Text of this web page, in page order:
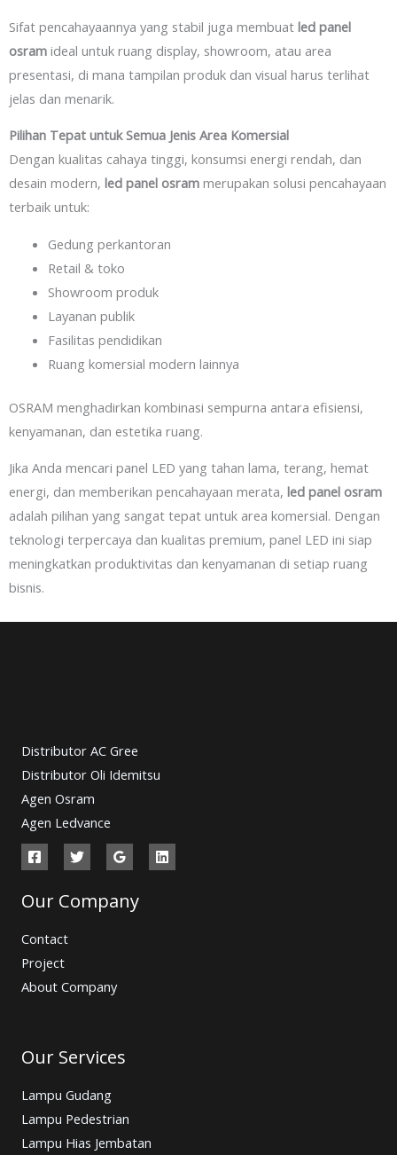
Sifat pencahayaannya yang stabil juga membuat led panel
osram ideal untuk ruang display, showroom, atau area
presentasi, di mana tampilan produk dan visual harus terlihat
jelas dan menarik.
Pilihan Tepat untuk Semua Jenis Area Komersial
Dengan kualitas cahaya tinggi, konsumsi energi rendah, dan
desain modern, led panel osram merupakan solusi pencahayaan
terbaik untuk:
Gedung perkantoran
Retail & toko
Showroom produk
Layanan publik
Fasilitas pendidikan
Ruang komersial modern lainnya
OSRAM menghadirkan kombinasi sempurna antara efisiensi,
kenyamanan, dan estetika ruang.
Jika Anda mencari panel LED yang tahan lama, terang, hemat
energi, dan memberikan pencahayaan merata, led panel osram
adalah pilihan yang sangat tepat untuk area komersial. Dengan
teknologi terpercaya dan kualitas premium, panel LED ini siap
meningkatkan produktivitas dan kenyamanan di setiap ruang
bisnis.
Distributor AC Gree
Distributor Oli Idemitsu
Agen Osram
Agen Ledvance
Our Company
Contact
Project
About Company
Our Services
Lampu Gudang
Lampu Pedestrian
Lampu Hias Jembatan